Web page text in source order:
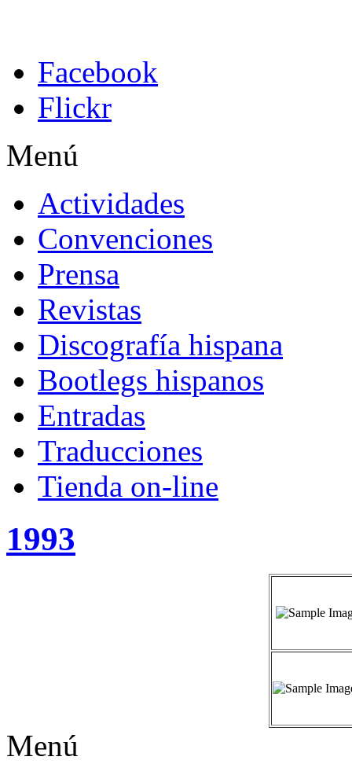
Facebook
Flickr
Menú
Actividades
Convenciones
Prensa
Revistas
Discografía hispana
Bootlegs hispanos
Entradas
Traducciones
Tienda on-line
1993
Menú